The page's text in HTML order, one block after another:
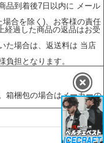
到着後7日以内に メール
合を除く)、お客様の責任
経過した商品の返品はお受
た場合は、返送料は 当店
担となります。
箱梱包の場合はメーカーの